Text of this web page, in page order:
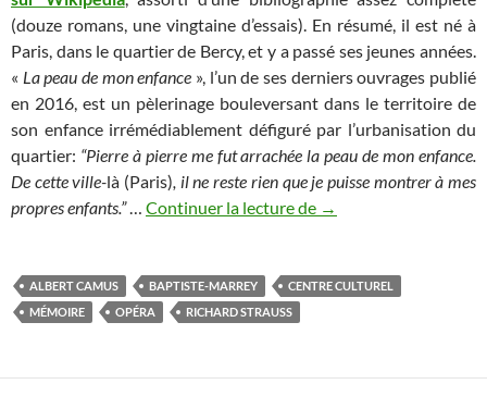
(douze romans, une vingtaine d’essais). En résumé, il est né à
Paris, dans le quartier de Bercy, et y a passé ses jeunes années.
« La peau de mon enfance », l’un de ses derniers ouvrages publié
en 2016, est un pèlerinage bouleversant dans le territoire de
son enfance irrémédiablement défiguré par l’urbanisation du
quartier: “Pierre à pierre me fut arrachée la peau de mon enfance.
De cette ville-là (Paris), il ne reste rien que je puisse montrer à mes
propres enfants.”… Continuer la lecture de Hommage à
→
ALBERT CAMUS BAPTISTE-MARREY
CENTRE CULTUREL
MÉMOIRE
OPÉRA RICHARD STRAUSS